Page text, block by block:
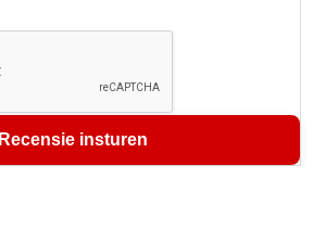
Recensie insturen